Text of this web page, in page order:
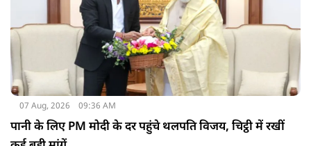
07 Aug, 2026 09:36 AM
पानी के लिए PM मोदी के दर पहुंचे थलपति विजय, चिट्ठी में रखीं